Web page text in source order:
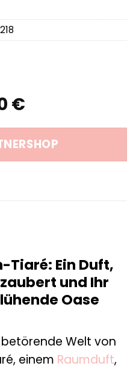
€
€Aktueller
ist:
170,00 €.
Tiaré: Ein Duft,
und Ihr
Oase
Welt von
einem Raumduft,